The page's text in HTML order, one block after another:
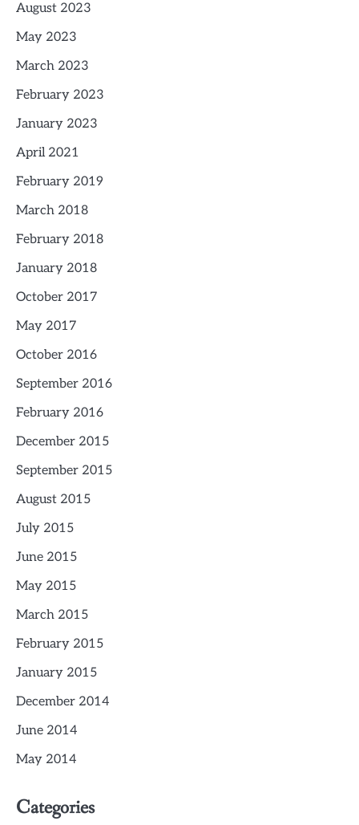
August 2023
May 2023
March 2023
February 2023
January 2023
April 2021
February 2019
March 2018
February 2018
January 2018
October 2017
May 2017
October 2016
September 2016
February 2016
December 2015
September 2015
August 2015
July 2015
June 2015
May 2015
March 2015
February 2015
January 2015
December 2014
June 2014
May 2014
Categories